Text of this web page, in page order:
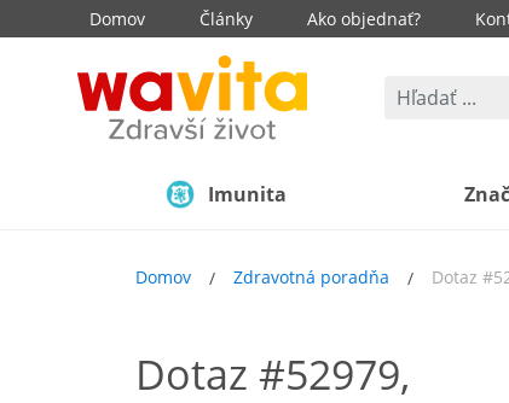
Domov Články Ako objednať?
Imunita
Domov Zdravotná poradňa Dotaz
Dotaz #52979,